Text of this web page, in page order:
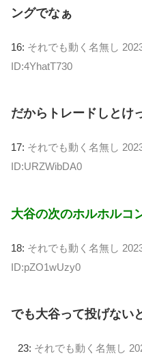
ングでなぁ
16: それでも動く名無し
ID:4YhatT730
だからトレードしとけ
17: それでも動く名無し
ID:URZWibDA0
大谷の次のホルホルコ
18: それでも動く名無し
ID:pZO1wUzy0
でも大谷って投げない
23: それでも動く名無し